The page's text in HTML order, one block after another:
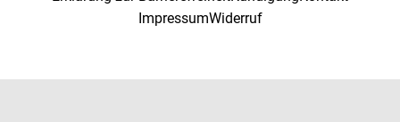
ImpressumWiderruf